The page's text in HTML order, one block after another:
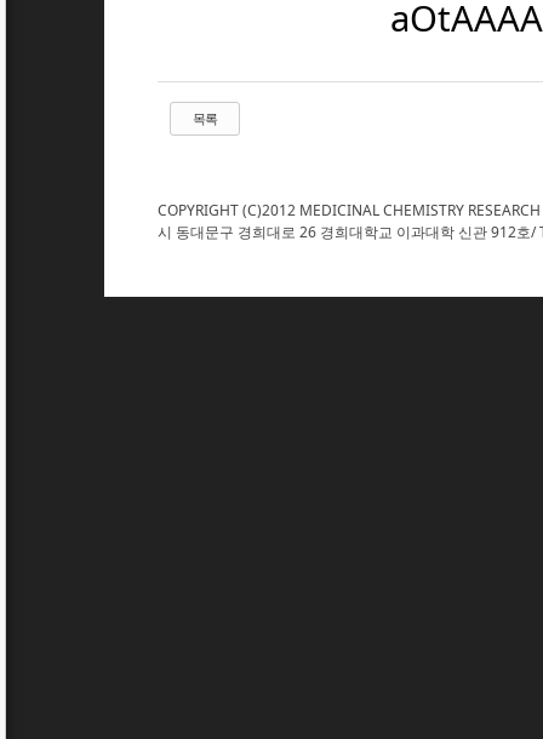
목록
COPYRIGHT (C)2012 MEDICINAL CHEMISTRY
시 동대문구 경희대로 26 경희대학교 이과대학 신관 912